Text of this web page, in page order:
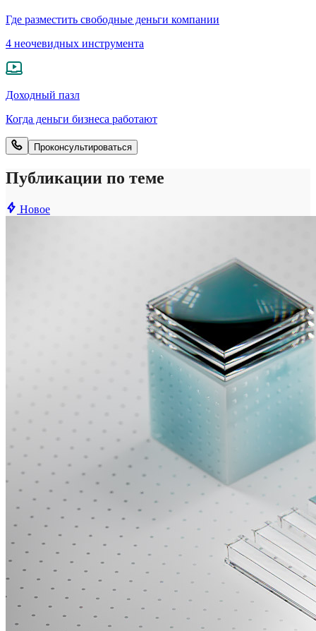
Где разместить свободные деньги компании
4 неочевидных инструмента
Доходный пазл
Когда деньги бизнеса работают
Проконсультироваться
Публикации по теме
Новое